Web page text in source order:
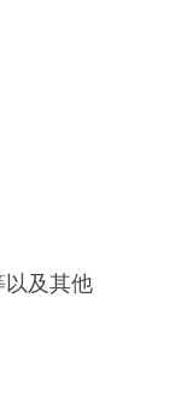
及其他